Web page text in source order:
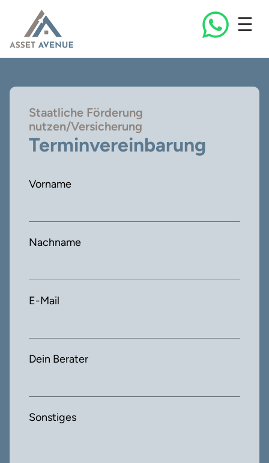
Staatliche Förderung
nutzen/Versicherung
Terminvereinbarung
Vorname
Nachname
E-Mail
Dein Berater
Sonstiges